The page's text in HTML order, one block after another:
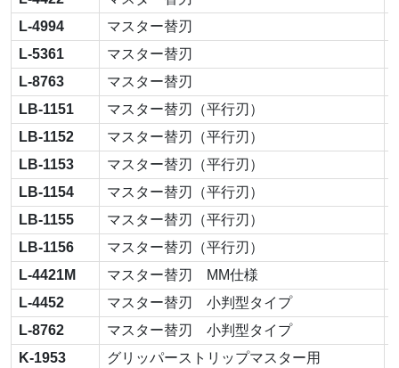
L-4994
マスター替刃
L-5361
マスター替刃
L-8763
マスター替刃
LB-1151
マスター替刃（平行刃）
LB-1152
マスター替刃（平行刃）
LB-1153
マスター替刃（平行刃）
LB-1154
マスター替刃（平行刃）
LB-1155
マスター替刃（平行刃）
LB-1156
マスター替刃（平行刃）
L-4421M
マスター替刃 MM仕様
L-4452
マスター替刃 小判型タイプ
L-8762
マスター替刃 小判型タイプ
K-1953
グリッパーストリップマスター用